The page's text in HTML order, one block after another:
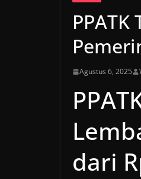
Agustus 6, 2025
dari